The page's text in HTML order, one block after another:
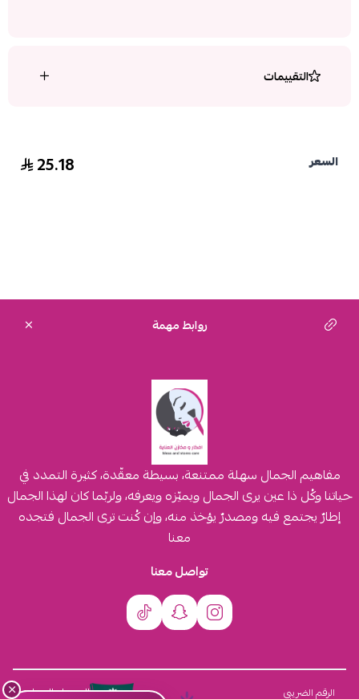
التقييمات
السعر 25.18
روابط مهمة
مفاهيم الجمال سهلة ممتنعة، بسيطة معقّدة، كثيرة التمدد في
حياتنا وكُل ذا عين يرى الجمال ويميّزه ويعرفه، ولربّما كان لهذا الجمال
إطارٌ يجتمع فيه ومصدرٌ يؤخذ منه، وإن كُنت ترى الجمال فتجده
معنا
تواصل معنا
الرقم الضريبي السجل التجاري×